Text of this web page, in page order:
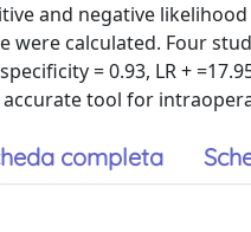
and negative
were calculated. Four
= 0.93, LR +
accurate tool for
completa